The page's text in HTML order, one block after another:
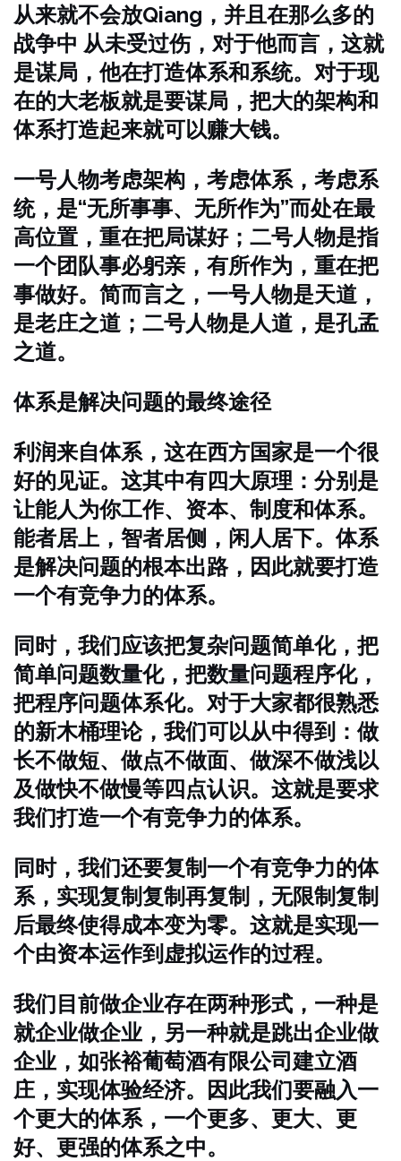
从来就不会放Qiang，并且在那么多的
战争中 从未受过伤，对于他而言，这就
是谋局，他在打造体系和系统。对于现
在的大老板就是要谋局，把大的架构和
体系打造起来就可以赚大钱。
一号人物考虑架构，考虑体系，考虑系
统，是“无所事事、无所作为”而处在最
高位置，重在把局谋好；二号人物是指
一个团队事必躬亲，有所作为，重在把
事做好。简而言之，一号人物是天道，
是老庄之道；二号人物是人道，是孔孟
之道。
体系是解决问题的最终途径
利润来自体系，这在西方国家是一个很
好的见证。这其中有四大原理：分别是
让能人为你工作、资本、制度和体系。
能者居上，智者居侧，闲人居下。体系
是解决问题的根本出路，因此就要打造
一个有竞争力的体系。
同时，我们应该把复杂问题简单化，把
简单问题数量化，把数量问题程序化，
把程序问题体系化。对于大家都很熟悉
的新木桶理论，我们可以从中得到：做
长不做短、做点不做面、做深不做浅以
及做快不做慢等四点认识。这就是要求
我们打造一个有竞争力的体系。
同时，我们还要复制一个有竞争力的体
系，实现复制复制再复制，无限制复制
后最终使得成本变为零。这就是实现一
个由资本运作到虚拟运作的过程。
我们目前做企业存在两种形式，一种是
就企业做企业，另一种就是跳出企业做
企业，如张裕葡萄酒有限公司建立酒
庄，实现体验经济。因此我们要融入一
个更大的体系，一个更多、更大、更
好、更强的体系之中。